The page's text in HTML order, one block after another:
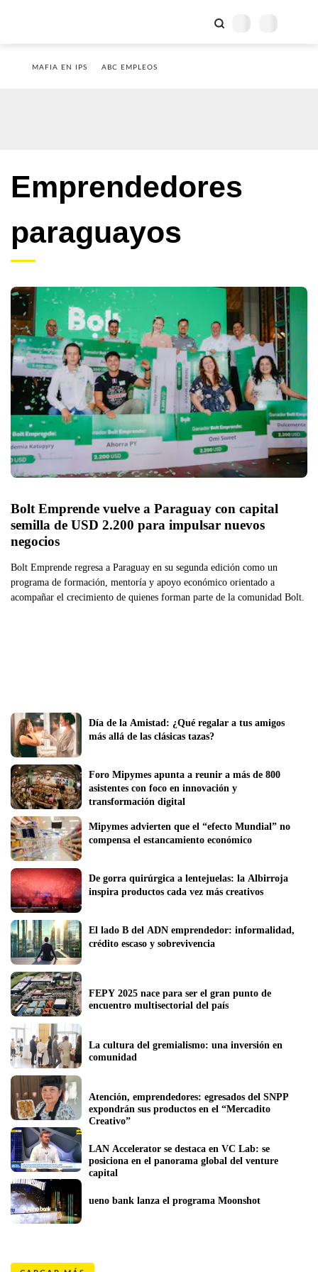
MAFIA EN IPS ABC EMPLEOS
Emprendedores
paraguayos
Bolt Emprende vuelve a Paraguay con capital
semilla de USD 2.200 para impulsar nuevos
negocios
Bolt Emprende regresa a Paraguay en su segunda edición como un
programa de formación, mentoría y apoyo económico orientado a
acompañar el crecimiento de quienes forman parte de la comunidad Bolt.
Día de la Amistad: ¿Qué regalar a tus amigos
más allá de las clásicas tazas?
Foro Mipymes apunta a reunir a más de 800
asistentes con foco en innovación y
transformación digital
Mipymes advierten que el “efecto Mundial” no
De gorra quirúrgica a lentejuelas: la Albirroja
inspira productos cada vez más creativos
El lado B del ADN emprendedor: informalidad,
crédito escaso y sobrevivencia
FEPY 2025 nace para ser el gran punto de
encuentro multisectorial del país
La cultura del gremialismo: una inversión en
comunidad
Atención, emprendedores: egresados del SNPP
expondrán sus productos en el “Mercadito
Creativo”
LAN Accelerator se destaca en VC Lab: se
posiciona en el panorama global del venture
capital
ueno bank lanza el programa Moonshot